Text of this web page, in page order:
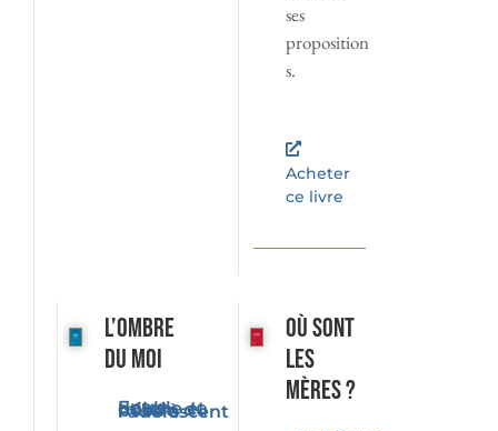
ses
proposition
s.
Acheter
ce livre
L’ombre
du moi
Entre double et miroir, du bébé à l'adolescent
Où sont
les
mères ?